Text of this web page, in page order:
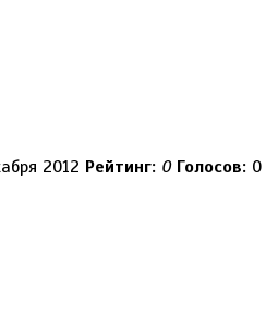
2012 Рейтинг: 0 Голосов: 0